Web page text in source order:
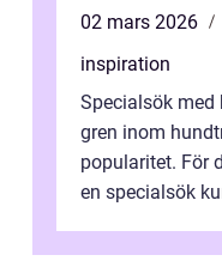
02 mars 2026
inspiration
Specialsök med
gren inom
popularitet. För
en specialsök